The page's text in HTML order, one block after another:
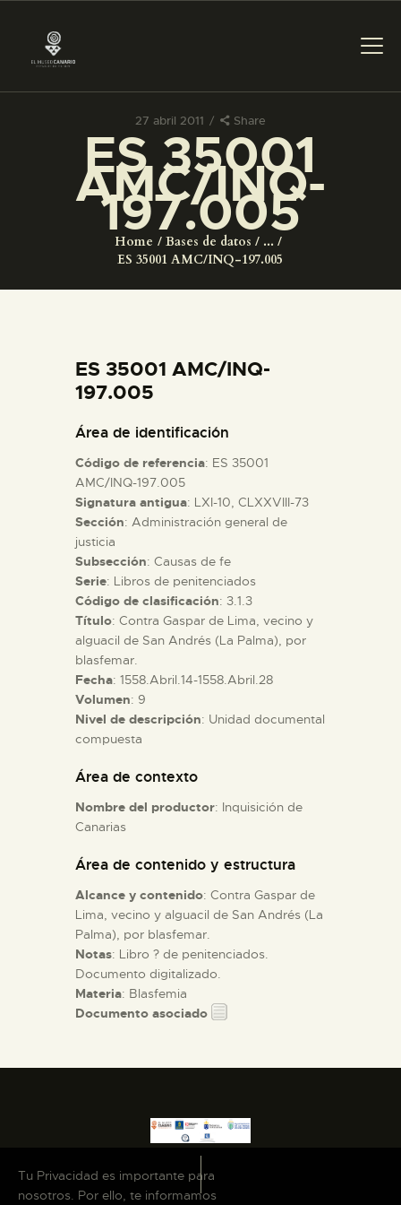
27 abril 2011 Share
ES 35001
AMC/INQ-
197.005
Home Bases de datos
...
ES 35001 AMC/INQ-197.005
PREPARAR LA VISITA
ACTIVIDADES
COLECCIONES
ESPAÑOL
PREPARAR LA VISITA
ACTIVIDADES
█
EL MUSEO
COLECCIONES
ES 35001 AMC/INQ-
197.005
Área de identificación
Código de referencia: ES 35001
AMC/INQ-197.005
Signatura antigua: LXI-10, CLXXVIII-73
Sección: Administración general de
justicia
Subsección: Causas de fe
Serie: Libros de penitenciados
Código de clasificación: 3.1.3
Título: Contra Gaspar de Lima, vecino y
alguacil de San Andrés (La Palma), por
blasfemar.
Fecha: 1558.Abril.14-1558.Abril.28
Volumen: 9
Nivel de descripción: Unidad documental
compuesta
Área de contexto
Nombre del productor: Inquisición de
Canarias
Área de contenido y estructura
Alcance y contenido: Contra Gaspar de
Lima, vecino y alguacil de San Andrés (La
Palma), por blasfemar.
Notas: Libro ? de penitenciados.
Documento digitalizado.
Materia: Blasfemia
Documento asociado
Tu Privacidad es importante para
nosotros. Por ello, te informamos